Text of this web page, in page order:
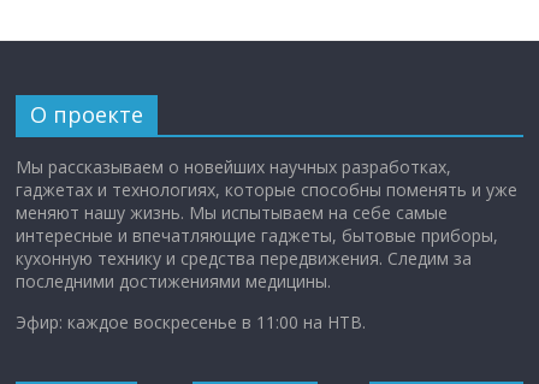
О проекте
Мы рассказываем о новейших научных разработках,
гаджетах и технологиях, которые способны поменять и уже
меняют нашу жизнь. Мы испытываем на себе самые
интересные и впечатляющие гаджеты, бытовые приборы,
кухонную технику и средства передвижения. Следим за
последними достижениями медицины.
Эфир: каждое воскресенье в 11:00 на НТВ.